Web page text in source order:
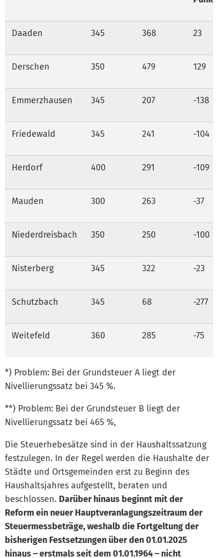
Daaden 345 368 23
Derschen 350 479 129
Emmerzhausen 345 207 -138
Friedewald 345 241 -104
Herdorf 400 291 -109
Mauden 300 263 -37
Niederdreisbach 350 250 -100
Nisterberg 345 322 -23
Schutzbach 345 68 -277
Weitefeld 360 285 -75
*) Problem: Bei der Grundsteuer A liegt der
Nivellierungssatz bei 345 %.
**) Problem: Bei der Grundsteuer B liegt der
Nivellierungssatz bei 465 %,
Die Steuerhebesätze sind in der Haushaltssatzung
festzulegen. In der Regel werden die Haushalte der
Städte und Ortsgemeinden erst zu Beginn des
Haushaltsjahres aufgestellt, beraten und
beschlossen. Darüber hinaus beginnt mit der
Reform ein neuer Hauptveranlagungszeitraum der
Steuermessbeträge, weshalb die Fortgeltung der
bisherigen Festsetzungen über den 01.01.2025
hinaus – erstmals seit dem 01.01.1964 – nicht